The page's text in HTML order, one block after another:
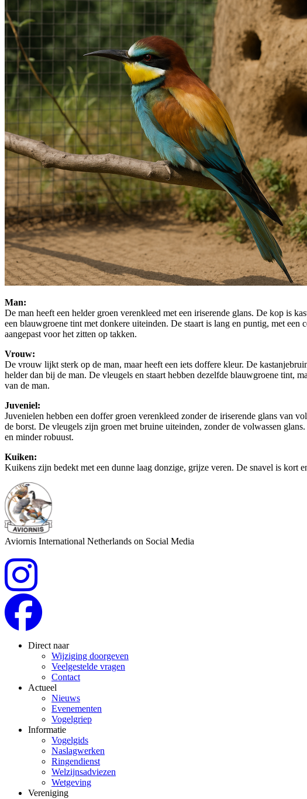
Man:
De man heeft een helder groen verenkleed met een iriserende glans. De kop is
een blauwgroene tint met donkere uiteinden. De staart is lang en puntig, met
aangepast voor het zitten op takken.
Vrouw:
De vrouw lijkt sterk op de man, maar heeft een iets doffere kleur. De
helder dan bij de man. De vleugels en staart hebben dezelfde blauwgroene tint,
van de man.
Juveniel:
Juvenielen hebben een doffer groen verenkleed zonder de iriserende glans van
de borst. De vleugels zijn groen met bruine uiteinden, zonder de volwassen
en minder robuust.
Kuiken:
Kuikens zijn bedekt met een dunne laag donzige, grijze veren. De snavel is kort
Aviornis International Netherlands on Social Media
Direct naar
Wijziging doorgeven
Veelgestelde vragen
Contact
Actueel
Nieuws
Evenementen
Vogelgriep
Informatie
Vogelgids
Naslagwerken
Ringendienst
Welzijnsadviezen
Wetgeving
Vereniging